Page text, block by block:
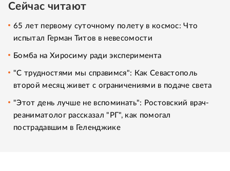
Сейчас читают
65 лет первому суточному полету в космос: Что
испытал Герман Титов в невесомости
Бомба на Хиросиму ради эксперимента
"С трудностями мы справимся": Как Севастополь
второй месяц живет с ограничениями в подаче света
"Этот день лучше не вспоминать": Ростовский врач-
реаниматолог рассказал "РГ", как помогал
пострадавшим в Геленджике